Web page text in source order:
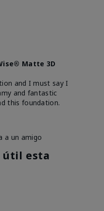
Matte 3D
and I must say I
and fantastic
this foundation.
a un amigo
útil esta